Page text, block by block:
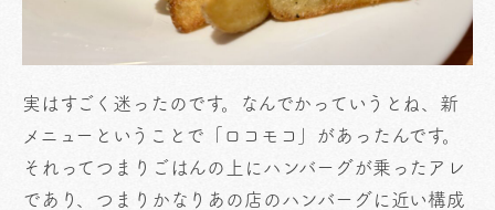
実はすごく迷ったのです。なんでかっていうとね、新
メニューということで「ロコモコ」があったんです。
それってつまりごはんの上にハンバーグが乗ったアレ
であり、つまりかなりあの店のハンバーグに近い構成